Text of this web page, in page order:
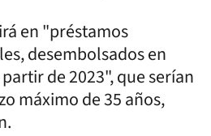
en "préstamos
desembolsados en
de 2023", que serían
máximo de 35 años,